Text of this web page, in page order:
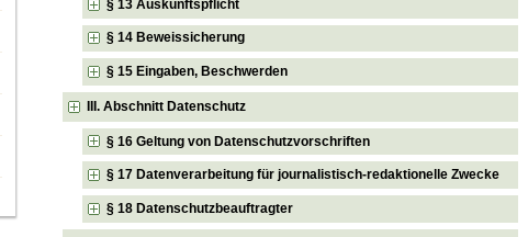
§ 13 Auskunftspflicht
§ 14 Beweissicherung
§ 15 Eingaben, Beschwerden
III. Abschnitt Datenschutz
§ 16 Geltung von Datenschutzvorschriften
§ 17 Datenverarbeitung für journalistisch-redaktionelle Zwecke
§ 18 Datenschutzbeauftragter